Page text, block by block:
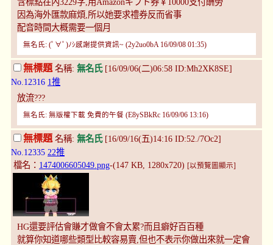
因為海外匯款麻煩,所以她要求禮券反而省事
配音時間大概需要一個月
無名氏: (ﾟ∀ﾟ)ﾉｼ感謝提供資訊~ (2y2uo0bA 16/09/08 01:35)
無標題 名稱: 無名氏[16/09/06(二)06:58 ID:Mh2XK8SE]
No.12316 1推
放流???
無名氏: 無版權下載 免費的午餐 (E8ySBkRc 16/09/06 13:16)
無標題名稱: 無名氏[16/09/16(五)14:16 ID:52./7Oc2]
No.12335 22推
檔名： 1474006605049.png-(147 KB, 1280x720) [以預覽圖顯示]
HG還要評估會賺才做會不會太累?而且癖好百百種
就算你知道哪些類型比較容易賣,但也不表示你做出來就一定會